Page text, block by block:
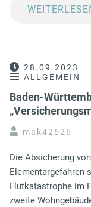
28.09.2023
ALLGEMEIN
Baden-
mak42626
Die Absicherung
Elementargefahren
Flutkatastrophe im
zweite